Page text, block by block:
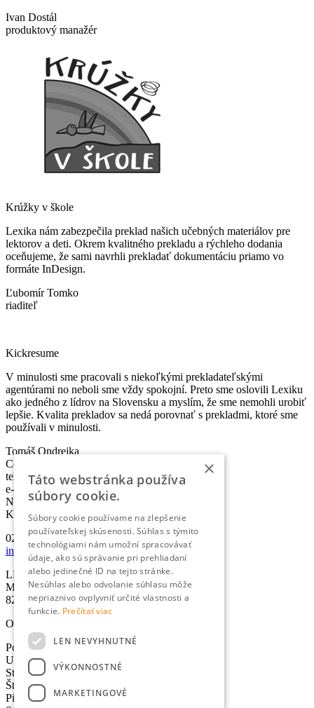
Ivan Dostál
produktový manažér
Krúžky v škole
Lexika nám zabezpečila preklad našich učebných materiálov pre
lektorov a deti. Okrem kvalitného prekladu a rýchleho dodania
oceňujeme, že sami navrhli prekladať dokumentáciu priamo vo
formáte InDesign.
Ľubomír Tomko
riaditeľ
Kickresume
V minulosti sme pracovali s niekoľkými prekladateľskými
agentúrami no neboli sme vždy spokojní. Preto sme oslovili Lexiku
ako jedného z lídrov na Slovensku a myslím, že sme nemohli urobiť
lepšie. Kvalita prekladov sa nedá porovnať s prekladmi, ktoré sme
používali v minulosti.
Tomáš Ondrejka
Co-founder & Head of Marketing
telefón: +421 2 5010 6700
e-mail:
info@lexika.sk
Nájdete nás:
Kontakty
02/501 067 00
info@lexika.sk
LEXIKA s.r.o.
Miletičova 21
821 09 Bratislava
Otváracie hodiny
Pondelok: 8:30-17:00 hod.
Utorok: 8:30-17:00 hod.
Streda: 8:30-17:00 hod.
Štvrtok: 8:30-17:00 hod.
Piatok: 8:30-17:00 hod.
×
Táto webstránka používa
súbory cookie.
Súbory cookie používame na zlepšenie
používateľskej skúsenosti. Súhlas s týmito
technológiami nám umožní spracovávať
údaje, ako sú správanie pri prehliadaní
alebo jedinečné ID na tejto stránke.
Nesúhlas alebo odvolanie súhlasu môže
nepriaznivo ovplyvniť určité vlastnosti a
funkcie. Prečítať viac
LEN NEVYHNUTNÉ
VÝKONNOSTNÉ
MARKETINGOVÉ